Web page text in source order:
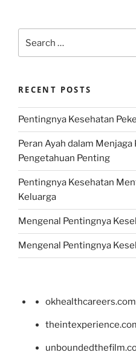
for:
RECENT POSTS
Pentingnya Kesehatan
Peran Ayah dalam
Pengetahuan Penting
Pentingnya Kesehatan
Keluarga
Mengenal Pentingnya
Mengenal Pentingnya
okhealthcareers.com